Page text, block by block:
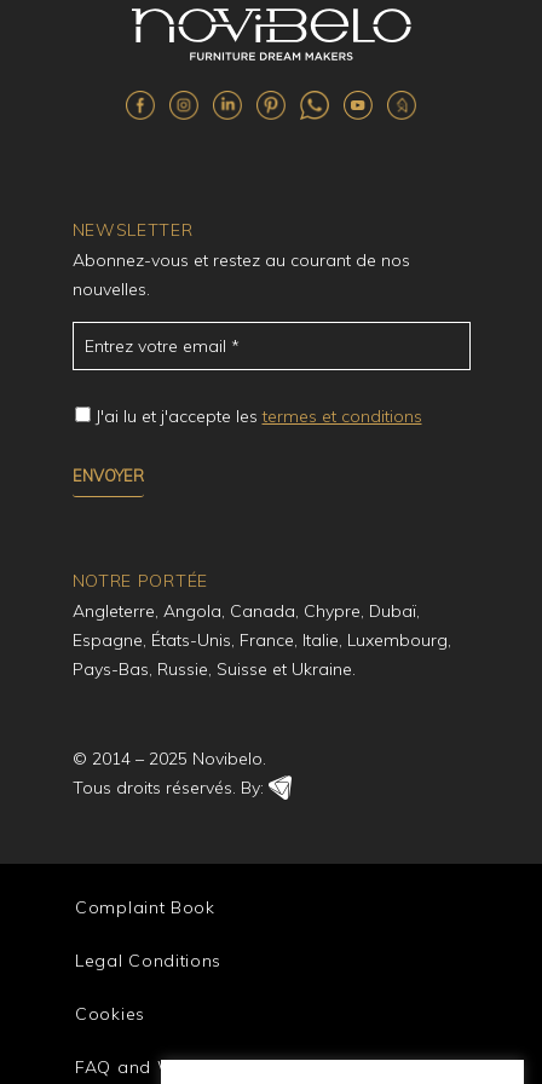
NEWSLETTER
Abonnez-vous et restez au courant de nos
nouvelles.
J'ai lu et j'accepte lestermes et conditions
NOTRE PORTÉE
Angleterre, Angola, Canada, Chypre, Dubaï,
Espagne, États-Unis, France, Italie, Luxembourg,
Pays-Bas, Russie, Suisse et Ukraine.
© 2014 – 2025 Novibelo.
Tous droits réservés. By:
Complaint Book
Legal Conditions
Cookies
FAQ and Warranty